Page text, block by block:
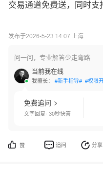
交易通道免费送，同时支
发布于2026-5-23 14:07 上海
问一问，专业解答少走弯路
当前我在线
我擅长： #新手指导# #权限
免费追问
文字回复· 30秒快答
赞 追问 分享